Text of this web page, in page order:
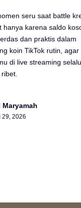
seru saat battle
hanya karena saldo
dan praktis dalam
koin TikTok rutin, agar
di live streaming
29, 2026